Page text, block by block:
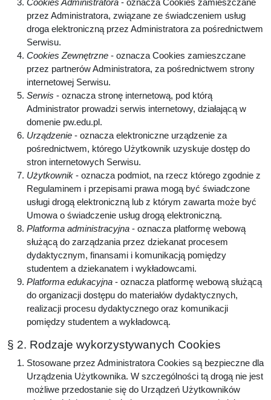
Cookies Administratora - oznacza Cookies zamieszczane
przez Administratora, związane ze świadczeniem usług
droga elektroniczną przez Administratora za pośrednictwem
Serwisu.
Cookies Zewnętrzne - oznacza Cookies zamieszczane
przez partnerów Administratora, za pośrednictwem strony
internetowej Serwisu.
Serwis - oznacza stronę internetową, pod którą
Administrator prowadzi serwis internetowy, działającą w
domenie pw.edu.pl.
Urządzenie - oznacza elektroniczne urządzenie za
pośrednictwem, którego Użytkownik uzyskuje dostęp do
stron internetowych Serwisu.
Użytkownik - oznacza podmiot, na rzecz którego zgodnie z
Regulaminem i przepisami prawa mogą być świadczone
usługi drogą elektroniczną lub z którym zawarta może być
Umowa o świadczenie usług drogą elektroniczną.
Platforma administracyjna - oznacza platformę webową
służącą do zarządzania przez dziekanat procesem
dydaktycznym, finansami i komunikacją pomiędzy
studentem a dziekanatem i wykładowcami.
Platforma edukacyjna - oznacza platformę webową służącą
do organizacji dostępu do materiałów dydaktycznych,
realizacji procesu dydaktycznego oraz komunikacji
pomiędzy studentem a wykładowcą.
§ 2. Rodzaje wykorzystywanych Cookies
Stosowane przez Administratora Cookies są bezpieczne dla
Urządzenia Użytkownika. W szczególności tą drogą nie jest
możliwe przedostanie się do Urządzeń Użytkowników